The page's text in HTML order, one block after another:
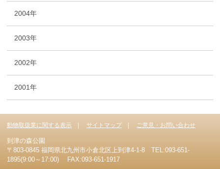
2004年
2003年
2002年
2001年
動物取扱業に関する表示 サイトマップ ご意見・お問い合わせ
到津の森公園
〒803-0845 福岡県北九州市小倉北区上到津4-1-8 TEL:093-651-
1895(9:00～17:00) FAX:093-651-1917